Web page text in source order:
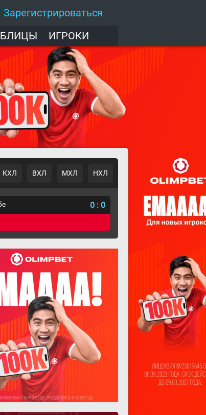
Зарегистрироваться
ИГРОКИ
КХЛ ВХЛ МХЛ НХЛ
0 : 0